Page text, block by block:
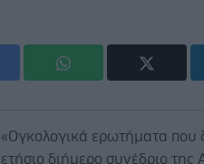
«Ογκολογικά ερωτήματα που
ετήσιο διήμερο συνέδριο